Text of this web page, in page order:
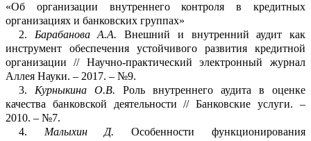
«Об организации внутреннего контроля в кредитных
организациях и банковских группах»
2.
БарабановаА.А. Внешний и внутренний аудит как
инструмент обеспечения
устойчивого развития кредитной
организации
// Научно-практический электронный журнал
Аллея Науки. – 2017. – №9.
3.
КурныкинаО.В. Роль внутреннего аудита в оценке
качества банковской деятельности // Банковские услуги. –
2010. – №7.
4.
Малыхин Д. Особенности функционирования